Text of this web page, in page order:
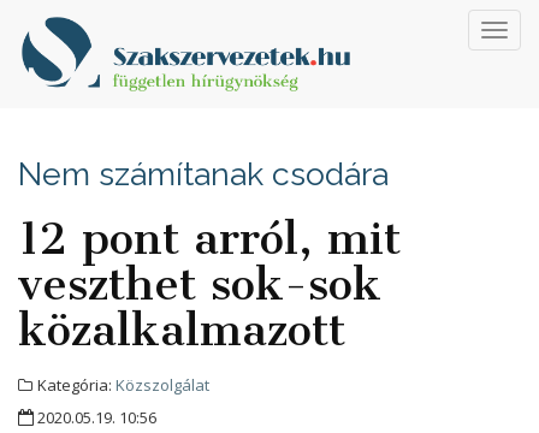
Nem számítanak csodára
12 pont arról, mit
veszthet sok-sok
közalkalmazott
Kategória: Közszolgálat
2020.05.19. 10:56